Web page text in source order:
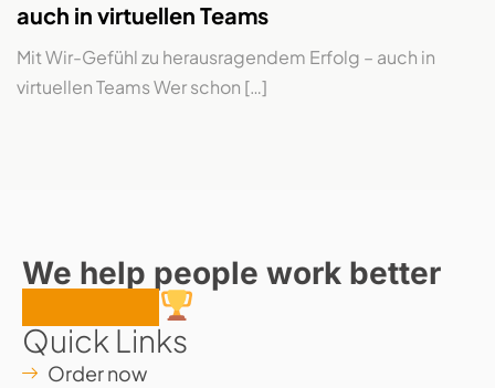
auch in virtuellen Teams
Mit Wir-Gefühl zu herausragendem Erfolg – auch in
virtuellen Teams Wer schon […]
We help people work better
Quick Links
Order now